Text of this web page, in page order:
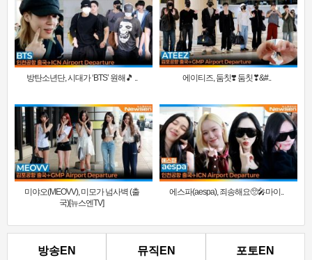
방탄소년단, 시대가 ‘BTS’ 원해🎵 .. 에이티즈, 둠칫❣️ 둠칫❣&#..
미야오(MEOVV), 미모가 넘사벽 (출
국)[뉴스엔TV]
에스파(aespa), 죄송해요🥺🎤마이..
방송EN 뮤직EN 포토EN